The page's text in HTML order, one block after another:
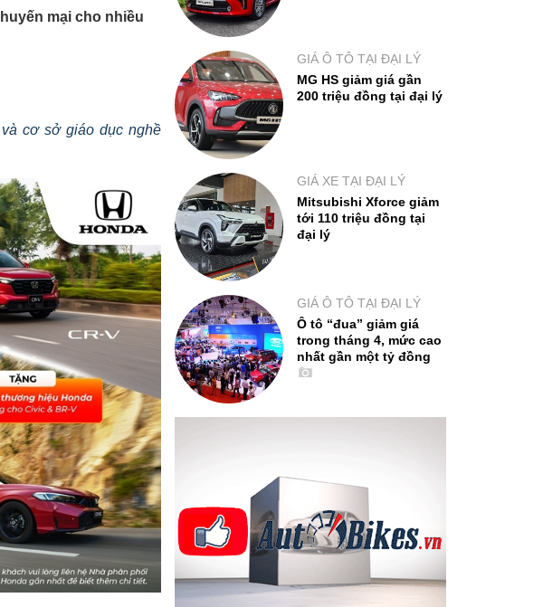
mại cho nhiều
cơ sở giáo dục nghề
GIÁ Ô TÔ TẠI ĐẠI LÝ
MG HS giảm giá gần
200 triệu đồng tại đại lý
GIÁ XE TẠI ĐẠI LÝ
Mitsubishi Xforce giảm
tới 110 triệu đồng tại
đại lý
GIÁ Ô TÔ TẠI ĐẠI LÝ
Ô tô “đua” giảm giá
trong tháng 4, mức cao
nhất gần một tỷ đồng